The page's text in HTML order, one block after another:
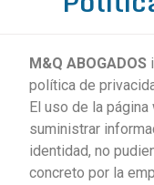
M&Q ABOGADOS
política de
El uso de la
suministrar
identidad, no
concreto por la